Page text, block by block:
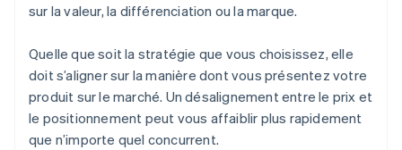
sur la valeur, la différenciation ou la marque.
Quelle que soit la stratégie que vous choisissez, elle
doit s’aligner sur la manière dont vous présentez votre
produit sur le marché. Un désalignement entre le prix et
le positionnement peut vous affaiblir plus rapidement
que n’importe quel concurrent.